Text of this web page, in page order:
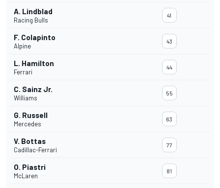
A. Lindblad
Racing Bulls
41
F. Colapinto
Alpine
43
L. Hamilton
Ferrari
44
C. Sainz Jr.
Williams
55
G. Russell
Mercedes
63
V. Bottas
Cadillac-Ferrari
77
O. Piastri
McLaren
81